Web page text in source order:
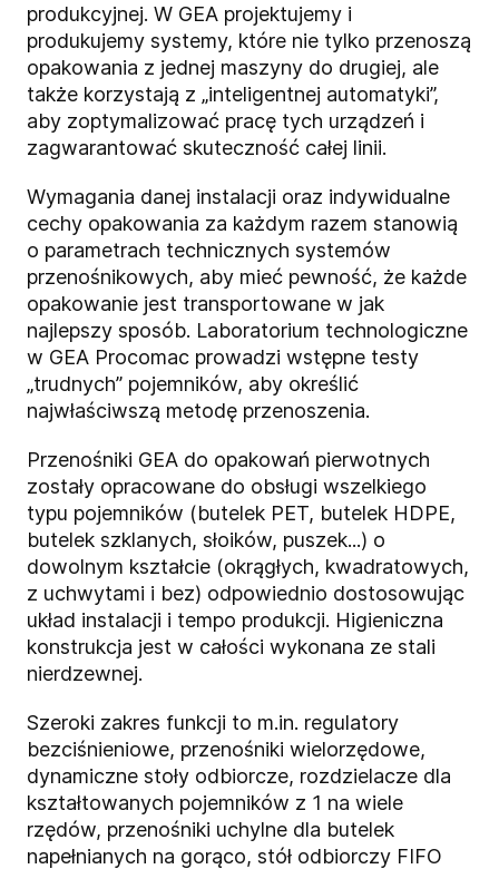
produkcyjnej. W GEA projektujemy i
produkujemy systemy, które nie tylko przenoszą
opakowania z jednej maszyny do drugiej, ale
także korzystają z „inteligentnej automatyki”,
aby zoptymalizować pracę tych urządzeń i
zagwarantować skuteczność całej linii.
Wymagania danej instalacji oraz indywidualne
cechy opakowania za każdym razem stanowią
o parametrach technicznych systemów
przenośnikowych, aby mieć pewność, że każde
opakowanie jest transportowane w jak
najlepszy sposób. Laboratorium technologiczne
w GEA Procomac prowadzi wstępne testy
„trudnych” pojemników, aby określić
najwłaściwszą metodę przenoszenia.
Przenośniki GEA do opakowań pierwotnych
zostały opracowane do obsługi wszelkiego
typu pojemników (butelek PET, butelek HDPE,
butelek szklanych, słoików, puszek...) o
dowolnym kształcie (okrągłych, kwadratowych,
z uchwytami i bez) odpowiednio dostosowując
układ instalacji i tempo produkcji. Higieniczna
konstrukcja jest w całości wykonana ze stali
nierdzewnej.
Szeroki zakres funkcji to m.in. regulatory
bezciśnieniowe, przenośniki wielorzędowe,
dynamiczne stoły odbiorcze, rozdzielacze dla
kształtowanych pojemników z 1 na wiele
rzędów, przenośniki uchylne dla butelek
napełnianych na gorąco, stół odbiorczy FIFO